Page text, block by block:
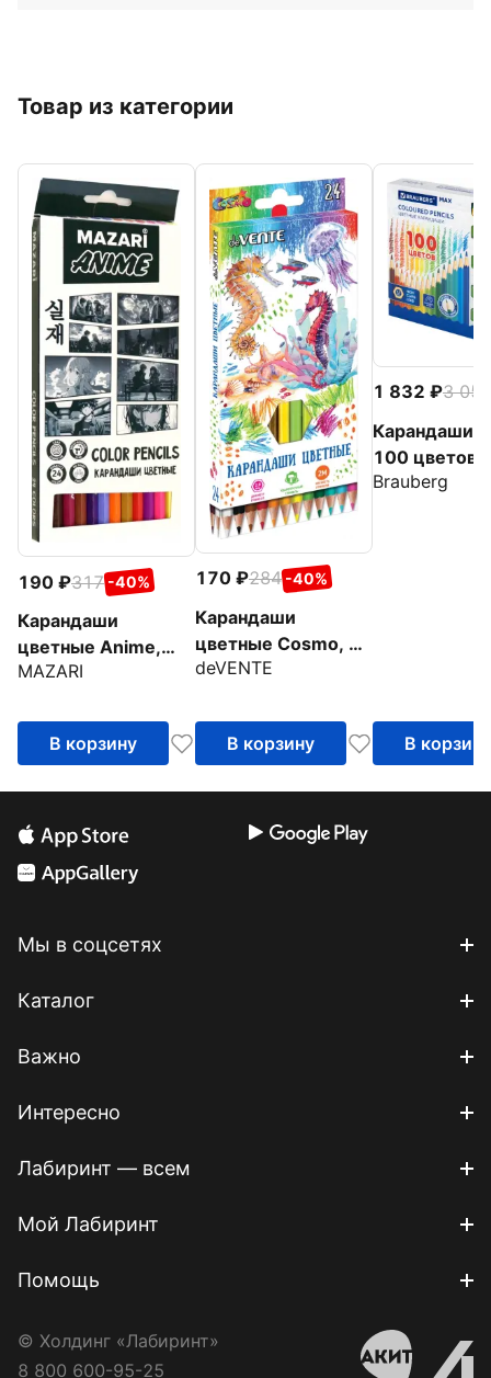
Товар из категории
190 317 -40%
Карандаши
цветные Anime,
пластиковые, 24
MAZARI
В корзину
170 284 -40%
Карандаши
цветные Cosmo, 24
цвета
deVENTE
В корзину
1 832
3 054
Карандаши
100 цветов
Brauberg
В корзину
Мы в соцсетях
Каталог
Важно
Интересно
Лабиринт — всем
Мой Лабиринт
Помощь
© Холдинг «Лабиринт»
8 800 600-95-25